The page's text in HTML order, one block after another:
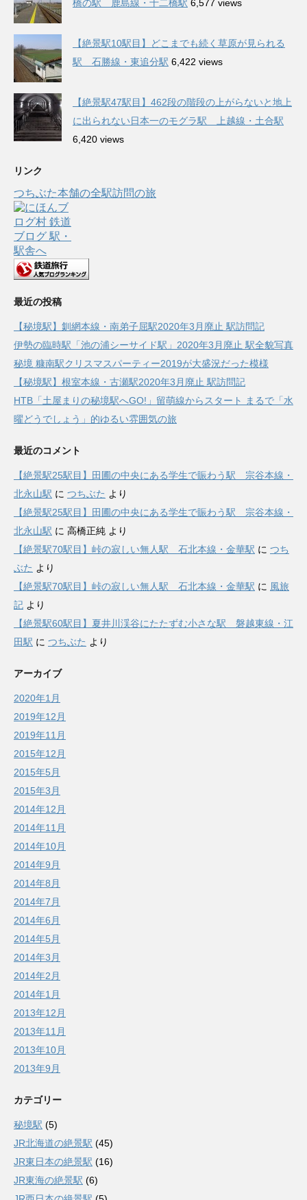
橋の駅 鹿島線・十二橋駅 6,577 views
【絶景駅10駅目】どこまでも続く草原が見られる
駅 石勝線・東追分駅 6,422 views
【絶景駅47駅目】462段の階段の上がらないと地上
に出られない日本一のモグラ駅 上越線・土合駅
6,420 views
リンク
つちぶた本舗の全駅訪問の旅
最近の投稿
【秘境駅】釧網本線・南弟子屈駅2020年3月廃止 駅訪問記
伊勢の臨時駅「池の浦シーサイド駅」2020年3月廃止 駅全貌写真
秘境 糠南駅クリスマスパーティー2019が大盛況だった模様
【秘境駅】根室本線・古瀬駅2020年3月廃止 駅訪問記
HTB「土屋まりの秘境駅へGO!」留萌線からスタート まるで「水
曜どうでしょう」的ゆるい雰囲気の旅
最近のコメント
【絶景駅25駅目】田圃の中央にある学生で賑わう駅 宗谷本線・
北永山駅 に つちぶた より
【絶景駅25駅目】田圃の中央にある学生で賑わう駅 宗谷本線・
北永山駅 に 高橋正純 より
【絶景駅70駅目】峠の寂しい無人駅 石北本線・金華駅 に つち
ぶた より
【絶景駅70駅目】峠の寂しい無人駅 石北本線・金華駅 に 風旅
記 より
【絶景駅60駅目】夏井川渓谷にたたずむ小さな駅 磐越東線・江
田駅 に つちぶた より
アーカイブ
2020年1月
2019年12月
2019年11月
2015年12月
2015年5月
2015年3月
2014年12月
2014年11月
2014年10月
2014年9月
2014年8月
2014年7月
2014年6月
2014年5月
2014年3月
2014年2月
2014年1月
2013年12月
2013年11月
2013年10月
2013年9月
カテゴリー
秘境駅 (5)
JR北海道の絶景駅 (45)
JR東日本の絶景駅 (16)
JR東海の絶景駅 (6)